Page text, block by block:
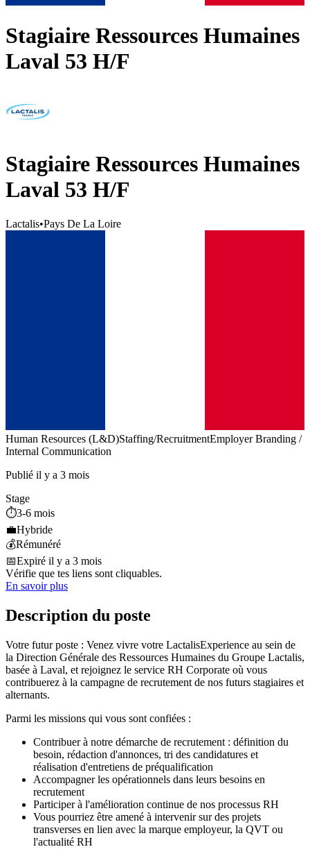
Stagiaire Ressources Humaines
Laval 53 H/F
Stagiaire Ressources Humaines
Laval 53 H/F
Lactalis•Pays De La Loire
Human Resources (L&D)Staffing/RecruitmentEmployer Branding /
Internal Communication
Publié il y a 3 mois
Stage
⏱️3-6 mois
💼Hybride
💰Rémunéré
📅Expiré il y a 3 mois
Vérifie que tes liens sont cliquables.
En savoir plus
Description du poste
Votre futur poste : Venez vivre votre LactalisExperience au sein de
la Direction Générale des Ressources Humaines du Groupe Lactalis,
basée à Laval, et rejoignez le service RH Corporate où vous
contribuerez à la campagne de recrutement de nos futurs stagiaires et
alternants.
Parmi les missions qui vous sont confiées :
Contribuer à notre démarche de recrutement : définition du
besoin, rédaction d'annonces, tri des candidatures et
réalisation d'entretiens de préqualification
Accompagner les opérationnels dans leurs besoins en
recrutement
Participer à l'amélioration continue de nos processus RH
Vous pourriez être amené à intervenir sur des projets
transverses en lien avec la marque employeur, la QVT ou
l'actualité RH